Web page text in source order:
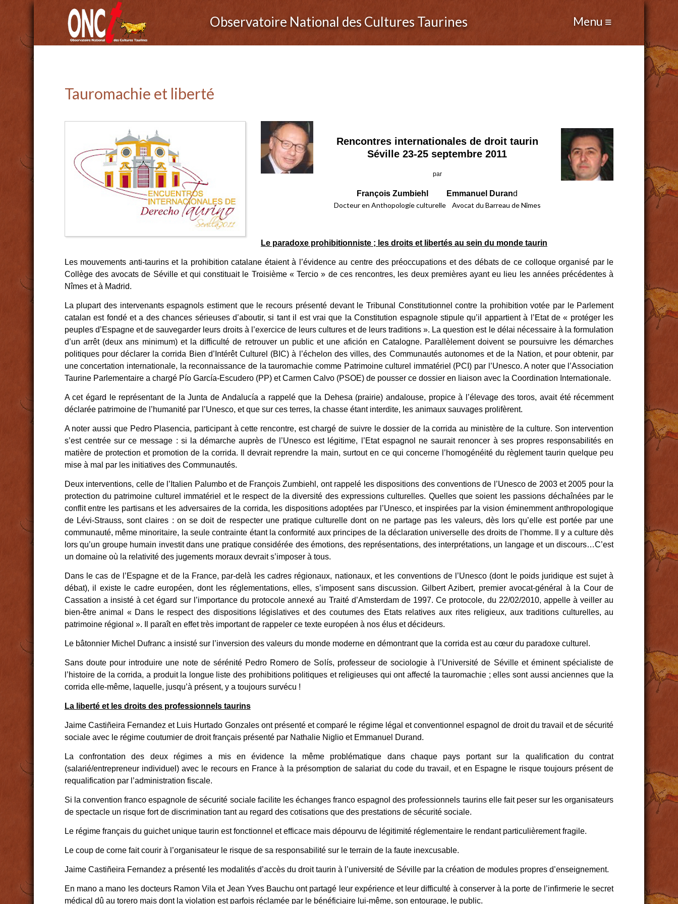
Observatoire National des Cultures Taurines
Tauromachie et liberté
Rencontres internationales de droit taurin
Séville 23-25 septembre 2011
par
François Zumbiehl Emmanuel Durand
Docteur en Anthopologie culturelle Avocat du Barreau de Nîmes
Le paradoxe prohibitionniste ; les droits et libertés au sein du monde taurin
Les mouvements anti-taurins et la prohibition catalane étaient à l’évidence au centre des préoccupations et des débats de ce colloque organisé par le
Collège des avocats de Séville et qui constituait le Troisième « Tercio » de ces rencontres, les deux premières ayant eu lieu les années précédentes à
Nîmes et à Madrid.
La plupart des intervenants espagnols estiment que le recours présenté devant le Tribunal Constitutionnel contre la prohibition votée par le Parlement
catalan est fondé et a des chances sérieuses d’aboutir, si tant il est vrai que la Constitution espagnole stipule qu’il appartient à l’Etat de « protéger les
peuples d’Espagne et de sauvegarder leurs droits à l’exercice de leurs cultures et de leurs traditions ». La question est le délai nécessaire à la formulation
d’un arrêt (deux ans minimum) et la difficulté de retrouver un public et une afición en Catalogne. Parallèlement doivent se poursuivre les démarches
politiques pour déclarer la corrida Bien d’Intérêt Culturel (BIC) à l’échelon des villes, des Communautés autonomes et de la Nation, et pour obtenir, par
une concertation internationale, la reconnaissance de la tauromachie comme Patrimoine culturel immatériel (PCI) par l’Unesco. A noter que l’Association
Taurine Parlementaire a chargé Pío García-Escudero (PP) et Carmen Calvo (PSOE) de pousser ce dossier en liaison avec la Coordination Internationale.
A cet égard le représentant de la Junta de Andalucía a rappelé que la Dehesa (prairie) andalouse, propice à l’élevage des toros, avait été récemment
déclarée patrimoine de l’humanité par l’Unesco, et que sur ces terres, la chasse étant interdite, les animaux sauvages prolifèrent.
A noter aussi que Pedro Plasencia, participant à cette rencontre, est chargé de suivre le dossier de la corrida au ministère de la culture. Son intervention
s’est centrée sur ce message : si la démarche auprès de l’Unesco est légitime, l’Etat espagnol ne saurait renoncer à ses propres responsabilités en
matière de protection et promotion de la corrida. Il devrait reprendre la main, surtout en ce qui concerne l’homogénéité du règlement taurin quelque peu
mise à mal par les initiatives des Communautés.
Deux interventions, celle de l’Italien Palumbo et de François Zumbiehl, ont rappelé les dispositions des conventions de l’Unesco de 2003 et 2005 pour la
protection du patrimoine culturel immatériel et le respect de la diversité des expressions culturelles. Quelles que soient les passions déchaînées par le
conflit entre les partisans et les adversaires de la corrida, les dispositions adoptées par l’Unesco, et inspirées par la vision éminemment anthropologique
de Lévi-Strauss, sont claires : on se doit de respecter une pratique culturelle dont on ne partage pas les valeurs, dès lors qu’elle est portée par une
communauté, même minoritaire, la seule contrainte étant la conformité aux principes de la déclaration universelle des droits de l’homme. Il y a culture dès
lors qu’un groupe humain investit dans une pratique considérée des émotions, des représentations, des interprétations, un langage et un discours…C’est
un domaine où la relativité des jugements moraux devrait s’imposer à tous.
Dans le cas de l’Espagne et de la France, par-delà les cadres régionaux, nationaux, et les conventions de l’Unesco (dont le poids juridique est sujet à
débat), il existe le cadre européen, dont les réglementations, elles, s’imposent sans discussion. Gilbert Azibert, premier avocat-général à la Cour de
Cassation a insisté à cet égard sur l’importance du protocole annexé au Traité d’Amsterdam de 1997. Ce protocole, du 22/02/2010, appelle à veiller au
bien-être animal « Dans le respect des dispositions législatives et des coutumes des Etats relatives aux rites religieux, aux traditions culturelles, au
patrimoine régional ». Il paraît en effet très important de rappeler ce texte européen à nos élus et décideurs.
Le bâtonnier Michel Dufranc a insisté sur l’inversion des valeurs du monde moderne en démontrant que la corrida est au cœur du paradoxe culturel.
Sans doute pour introduire une note de sérénité Pedro Romero de Solís, professeur de sociologie à l’Université de Séville et éminent spécialiste de
l’histoire de la corrida, a produit la longue liste des prohibitions politiques et religieuses qui ont affecté la tauromachie ; elles sont aussi anciennes que la
corrida elle-même, laquelle, jusqu’à présent, y a toujours survécu !
La liberté et les droits des professionnels taurins
Jaime Castiñeira Fernandez et Luis Hurtado Gonzales ont présenté et comparé le régime légal et conventionnel espagnol de droit du travail et de sécurité
sociale avec le régime coutumier de droit français présenté par Nathalie Niglio et Emmanuel Durand.
La confrontation des deux régimes a mis en évidence la même problématique dans chaque pays portant sur la qualification du contrat
(salarié/entrepreneur individuel) avec le recours en France à la présomption de salariat du code du travail, et en Espagne le risque toujours présent de
requalification par l’administration fiscale.
Si la convention franco espagnole de sécurité sociale facilite les échanges franco espagnol des professionnels taurins elle fait peser sur les organisateurs
de spectacle un risque fort de discrimination tant au regard des cotisations que des prestations de sécurité sociale.
Le régime français du guichet unique taurin est fonctionnel et efficace mais dépourvu de légitimité réglementaire le rendant particulièrement fragile.
Le coup de corne fait courir à l’organisateur le risque de sa responsabilité sur le terrain de la faute inexcusable.
Jaime Castiñeira Fernandez a présenté les modalités d’accès du droit taurin à l’université de Séville par la création de modules propres d’enseignement.
En mano a mano les docteurs Ramon Vila et Jean Yves Bauchu ont partagé leur expérience et leur difficulté à conserver à la porte de l’infirmerie le secret
médical dû au torero mais dont la violation est parfois réclamée par le bénéficiaire lui-même, son entourage, le public.